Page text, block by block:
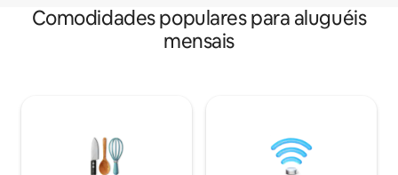
Comodidades populares para aluguéis
mensais